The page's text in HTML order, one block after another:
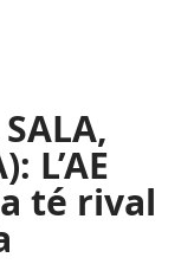
L’AE
té rival